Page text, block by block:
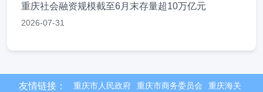
重庆社会融资规模截至6月末存量超10万亿元
2026-07-31
友情链接： 重庆市人民政府 重庆市商务委员会
重庆海关